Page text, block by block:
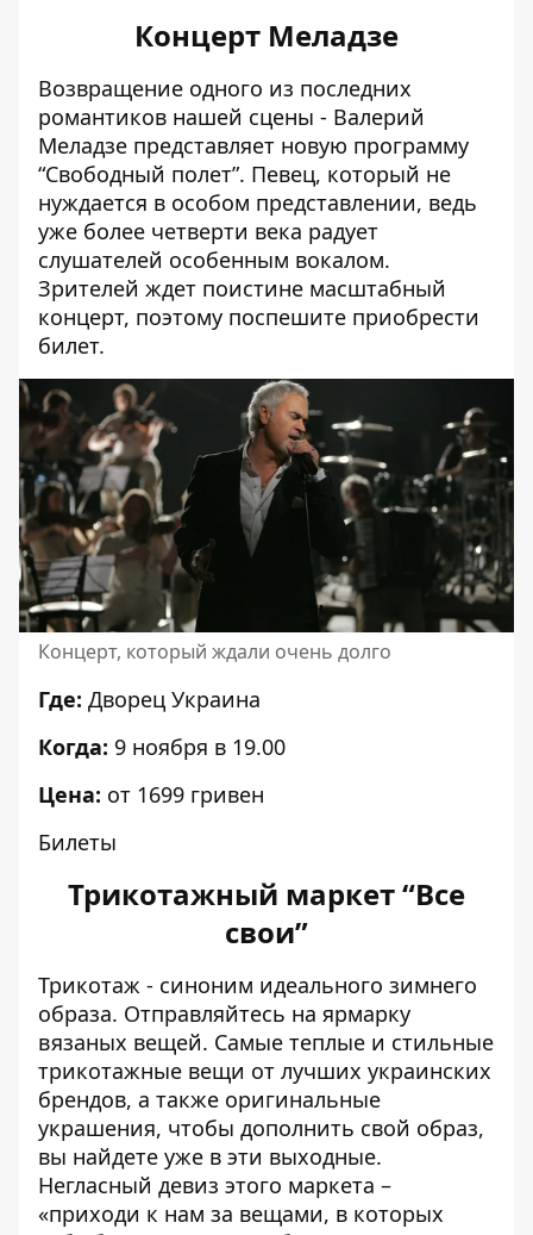
Концерт Меладзе
Возвращение одного из последних
романтиков нашей сцены - Валерий
Меладзе представляет новую программу
“Свободный полет”. Певец, который не
нуждается в особом представлении, ведь
уже более четверти века радует
слушателей особенным вокалом.
Зрителей ждет поистине масштабный
концерт, поэтому поспешите приобрести
билет.
Концерт, который ждали очень долго
Где: Дворец Украина
Когда: 9 ноября в 19.00
Цена: от 1699 гривен
Билеты
Трикотажный маркет “Все
свои”
Трикотаж - синоним идеального зимнего
образа. Отправляйтесь на ярмарку
вязаных вещей. Самые теплые и стильные
трикотажные вещи от лучших украинских
брендов, а также оригинальные
украшения, чтобы дополнить свой образ,
вы найдете уже в эти выходные.
Негласный девиз этого маркета –
«приходи к нам за вещами, в которых